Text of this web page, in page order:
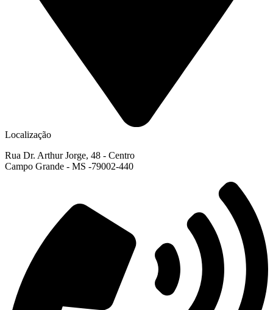
Localização
Rua Dr. Arthur Jorge, 48 - Centro
Campo Grande - MS -79002-440